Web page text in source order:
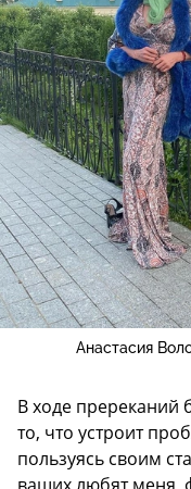
Анастасия
В ходе пререканий
то, что устроит
пользуясь своим